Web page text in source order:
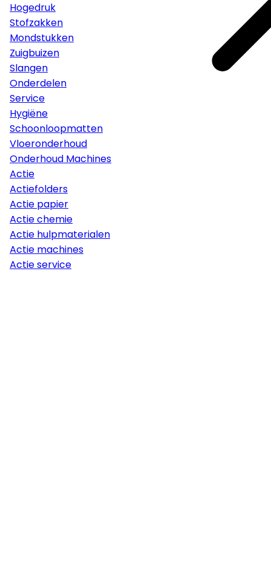
Hogedruk
Stofzakken
Mondstukken
Zuigbuizen
Slangen
Onderdelen
Service
Hygiëne
Schoonloopmatten
Vloeronderhoud
Onderhoud Machines
Actie
Actiefolders
Actie papier
Actie chemie
Actie hulpmaterialen
Actie machines
Actie service